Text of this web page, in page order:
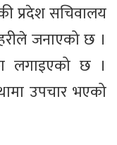
प्रदेश सचिवालय
जनाएको छ ।
लगाइएको छ ।
उपचार भएको